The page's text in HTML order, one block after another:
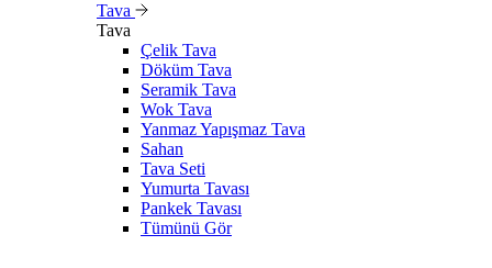
Tava
Tava
Çelik Tava
Döküm Tava
Seramik Tava
Wok Tava
Yanmaz Yapışmaz Tava
Sahan
Tava Seti
Yumurta Tavası
Pankek Tavası
Tümünü Gör